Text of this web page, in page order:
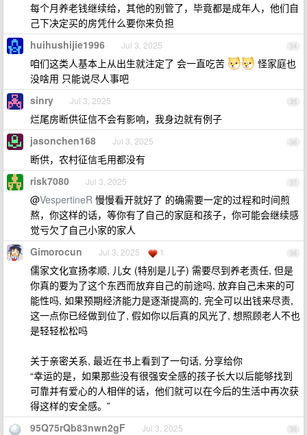
每个月养老钱继续给，其他的别管了，毕竟都是成年人，他们自
己下决定买的房凭什么要你来负担
34
huihushijie1996 Jul 3, 2025
咱们这类人基本上从出生就注定了 会一直吃苦
怪家庭也
没啥用 只能说尽人事吧
35
sinry Jul 3, 2025
烂尾房断供征信不会有影响，我身边就有例子
36
jasonchen168 Jul 3, 2025
断供，农村征信毛用都没有
37
risk7080 Jul 3, 2025
@VespertineR 慢慢看开就好了 的确需要一定的过程和时间煎
熬，你这样的话，等你有了自己的家庭和孩子，你可能会继续感
觉亏欠了自己小家的家人
38
Gimorocun Jul 3, 2025 1
儒家文化宣扬孝顺, 儿女 (特别是儿子) 需要尽到养老责任, 但是
你真的要为了这个东西而放弃自己的前途吗, 放弃自己未来的可
能性吗, 如果预期经济能力是逐渐提高的, 完全可以出钱来尽责,
这一点你已经做到位了, 假如你以后真的风光了, 想照顾老人不也
是轻轻松松吗
关于亲密关系, 最近在书上看到了一句话, 分享给你
“幸运的是，如果那些没有很强安全感的孩子长大以后能够找到
可靠并有爱心的人相伴的话，他们就可以在今后的生活中再次获
得这样的安全感。”
39
95Q75rQb83nwn2gF Jul 3, 2025